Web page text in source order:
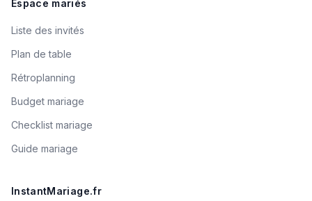
Espace mariés
Liste des invités
Plan de table
Rétroplanning
Budget mariage
Checklist mariage
Guide mariage
InstantMariage.fr